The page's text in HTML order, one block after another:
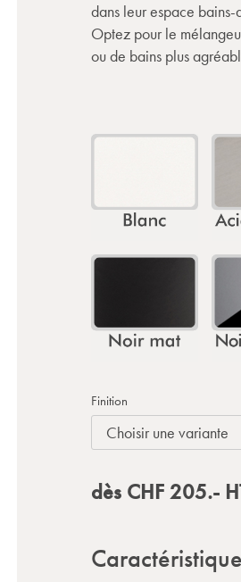
dans leur espace bains-
Optez pour le
ou de bains plus
Finition
dès CHF205.-